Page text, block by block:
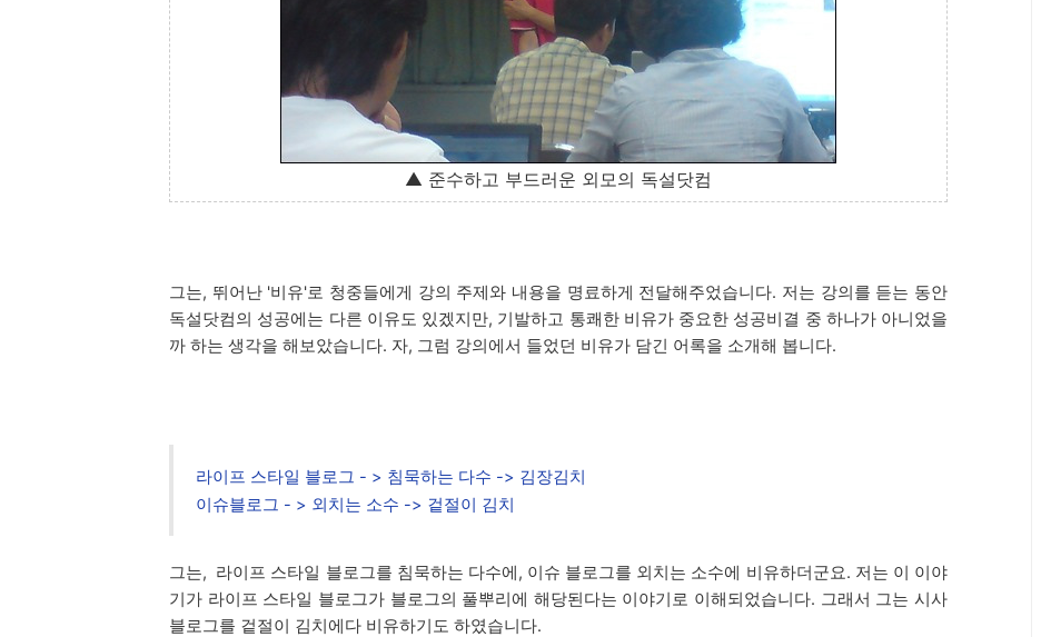
▲ 준수하고 부드러운 외모의 독설닷컴
그는, 뛰어난 '비유'로 청중들에게 강의 주제와 내용을 명료하게 전달해주었습니다. 저는 강의를 듣는 동안
독설닷컴의 성공에는 다른 이유도 있겠지만, 기발하고 통쾌한 비유가 중요한 성공비결 중 하나가 아니었을
까 하는 생각을 해보았습니다. 자, 그럼 강의에서 들었던 비유가 담긴 어록을 소개해 봅니다.
라이프 스타일 블로그 - > 침묵하는 다수 -> 김장김치
이슈블로그 - > 외치는 소수 -> 겉절이 김치
그는, 라이프 스타일 블로그를 침묵하는 다수에, 이슈 블로그를 외치는 소수에 비유하더군요. 저는 이 이야
기가 라이프 스타일 블로그가 블로그의 풀뿌리에 해당된다는 이야기로 이해되었습니다. 그래서 그는 시사
블로그를 겉절이 김치에다 비유하기도 하였습니다.